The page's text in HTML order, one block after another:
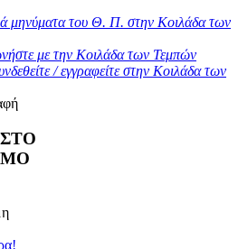
μηνύματα του Θ. Π. στην Κοιλάδα των
με την Κοιλάδα των Τεμπών
/ εγγραφείτε στην Κοιλάδα των